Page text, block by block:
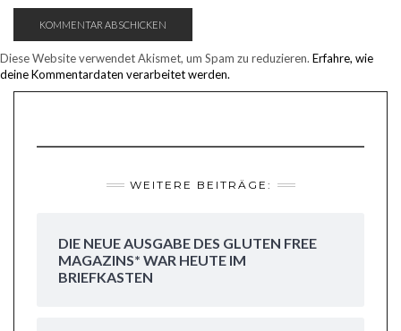
Diese Website verwendet Akismet, um Spam zu reduzieren. Erfahre, wie
deine Kommentardaten verarbeitet werden.
WEITERE BEITRÄGE:
DIE NEUE AUSGABE DES GLUTEN FREE
MAGAZINS* WAR HEUTE IM
BRIEFKASTEN